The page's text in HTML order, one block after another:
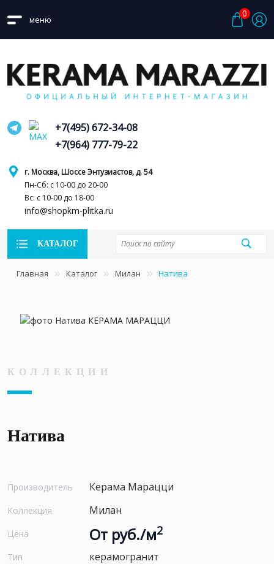
меню
0
г. Москва, Шоссе Энтузиастов, д. 54
Пн-Сб: с 10-00 до 20-00
Вс: с 10-00 до 18-00
info@shopkm-plitka.ru
+7(495) 672-34-08
+7(964) 777-79-22
КАТАЛОГ
Главная Каталог Милан Натива
КОЛЛЕКЦИИ
Натива
Производитель Керама Марацци
Коллекция Милан
Цена От руб./м2
Тип керамогранит